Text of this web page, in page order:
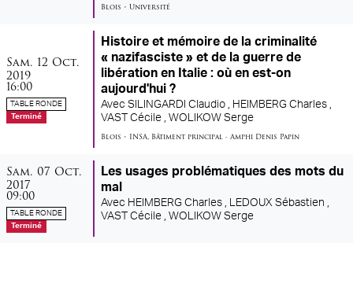
Blois • Université
samedi
Sam. 12 octobre
Oct.
2019
16:00
TABLE RONDE
Terminé
Histoire et mémoire de la criminalité
« nazifasciste » et de la guerre de
libération en Italie : où en est-on
aujourd'hui ?
Avec SILINGARDI Claudio ,
HEIMBERG Charles ,
VAST Cécile , WOLIKOW Serge
Blois • INSA, Bâtiment principal - Amphi Denis Papin
samedi
Sam. 07 octobre
Oct.
2017
09:00
TABLE RONDE
Terminé
Les usages problématiques des mots du
mal
Avec HEIMBERG Charles ,
LEDOUX Sébastien ,
VAST Cécile , WOLIKOW Serge